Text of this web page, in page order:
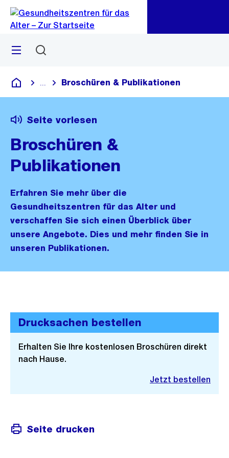
Navigation
Sprunglink
Menü
Gesundheitszentren für das Alter
Blende alle Breadcrumbs ein
Broschüren & Publikationen
Seite vorlesen
Broschüren &
Publikationen
Erfahren Sie mehr über die
Gesundheitszentren für das Alter und
verschaffen Sie sich einen Überblick über
unsere Angebote. Dies und mehr finden Sie in
unseren Publikationen.
Drucksachen bestellen
Erhalten Sie Ihre kostenlosen Broschüren direkt
nach Hause.
Jetzt bestellen
Seite drucken